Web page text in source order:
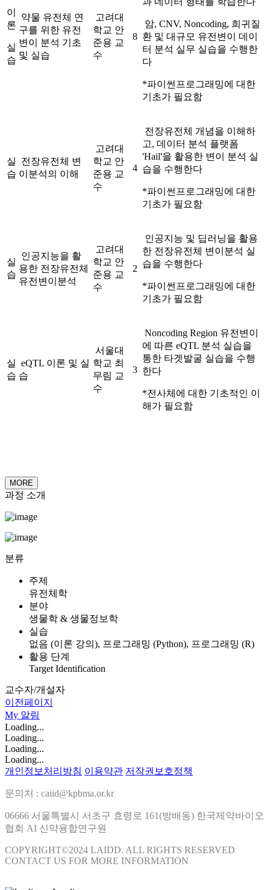
이
론
실
습
약물 유전체 연
구를 위한 유전
변이 분석 기초
및 실습
고려대
학교 안
준용 교
수
8
암, CNV, Noncoding, 희귀질
환 및 대규모 유전변이 데이
터 분석 실무 실습을 수행한
다
*파이썬프로그래밍에 대한
기초가 필요함
실
습
전장유전체 변
이분석의 이해
고려대
학교 안
준용 교
수
4
전장유전체 개념을 이해하
고, 데이터 분석 플랫폼
'Hail'을 활용한 변이 분석 실
습을 수행한다
*파이썬프로그래밍에 대한
기초가 필요함
실
습
인공지능을 활
용한 전장유전체
유전변이분석
고려대
학교 안
준용 교
수
2
인공지능 및 딥러닝을 활용
한 전장유전체 변이분석 실
습을 수행한다
*파이썬프로그래밍에 대한
기초가 필요함
실
습
eQTL 이론 및 실
습
서울대
학교 최
무림 교
수
3
Noncoding Region 유전변이
에 따른 eQTL 분석 실습을
통한 타겟발굴 실습을 수행
한다
*전사체에 대한 기초적인 이
해가 필요함
MORE
과정 소개
분류
주제
유전체학
분야
생물학 & 생물정보학
실습
없음 (이론 강의), 프로그래밍 (Python), 프로그래밍 (R)
활용 단계
Target Identification
교수자/개설자
이전페이지
My 알림
Loading...
Loading...
Loading...
Loading...
개인정보처리방침 이용약관 저작권보호정책
문의처 : caiid@kpbma.or.kr
06666 서울특별시 서초구 효령로 161(방배동) 한국제약바이오
협회 AI 신약융합연구원
COPYRIGHT©2024 LAIDD. ALL RIGHTS RESERVED
CONTACT US FOR MORE INFORMATION